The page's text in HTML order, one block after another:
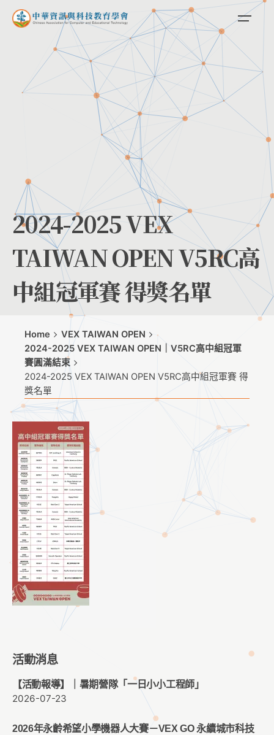
Skip
2024-2025 VEX
TAIWAN OPEN V5RC高
中組冠軍賽 得獎名單
Home
VEX TAIWAN OPEN
2024-2025 VEX TAIWAN OPEN｜V5RC高中組冠軍
賽圓滿結束
2024-2025 VEX TAIWAN OPEN V5RC高中組冠軍賽 得
獎名單
活動消息
【活動報導】｜暑期營隊「一日小小工程師」
2026-07-23
2026年永齡希望小學機器人大賽－VEX GO 永續城市科技